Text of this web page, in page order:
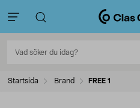
Startsida Brand FREE 1